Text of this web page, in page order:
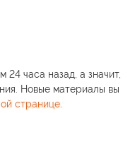
24 часа назад, а значит,
Новые материалы вы
странице.